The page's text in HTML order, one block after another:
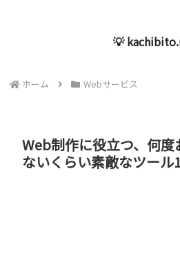
💡
ホーム Webサービス
Web制作に役立つ、何度
ないくらい素敵なツール